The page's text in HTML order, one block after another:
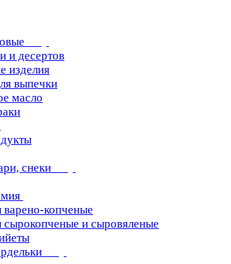
и десертов
изделия
выпечки
масло
снеки
варено-копченые
сырокопченые и сыровяленые